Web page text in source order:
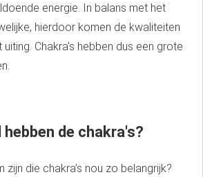
energie. In balans met het
hierdoor komen de kwaliteiten
Chakra's hebben dus een grote
de chakra's?
zijn die chakra’s nou zo belangrijk?